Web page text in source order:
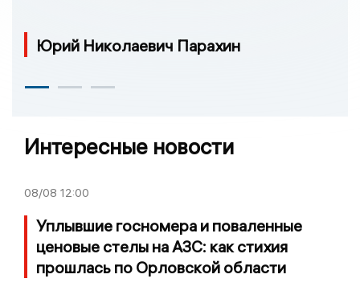
Юрий Николаевич Парахин
Интересные новости
08/08 12:00
Уплывшие госномера и поваленные
ценовые стелы на АЗС: как стихия
прошлась по Орловской области